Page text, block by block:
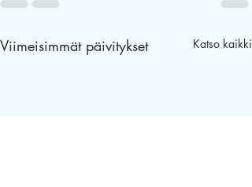
Viimeisimmät päivitykset Katso kaikki